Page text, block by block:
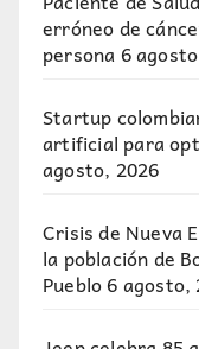
erróneo de
persona6
Startup
artificial para
agosto, 2026
Crisis de Nueva
la población de
Pueblo6 agosto,